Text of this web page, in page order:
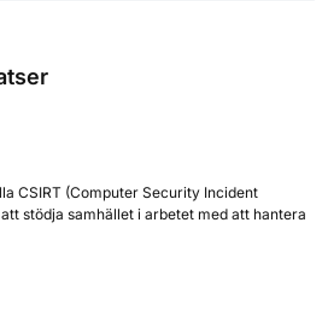
CSIRT (Computer Security Incident
stödja samhället i arbetet med att hantera